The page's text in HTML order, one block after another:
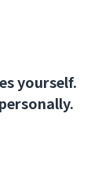
yourself.